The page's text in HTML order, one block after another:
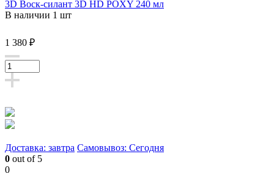
3D Воск-силант 3D HD POXY 240 мл
В наличии 1 шт
1 380 ₽
Доставка: завтра Самовывоз: Сегодня
0 out of 5
0